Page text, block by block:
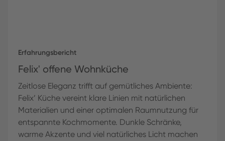
Erfahrungsbericht
Felix' offene Wohnküche
Zeitlose Eleganz trifft auf gemütliches Ambiente:
Felix’ Küche vereint klare Linien mit natürlichen
Materialien und einer optimalen Raumnutzung für
entspannte Kochmomente. Dunkle Schränke,
warme Akzente und viel natürliches Licht machen